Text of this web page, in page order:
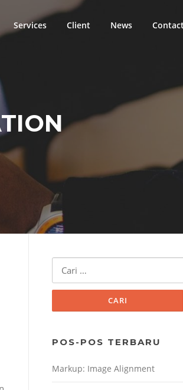
Services Client News
POS-POS TERBARU
Markup: Image Alignment